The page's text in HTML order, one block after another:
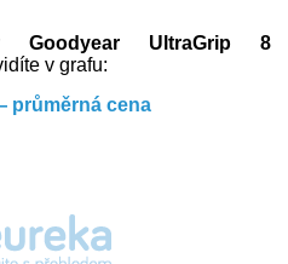
Goodyear UltraGrip 8
v grafu:
průměrná cena